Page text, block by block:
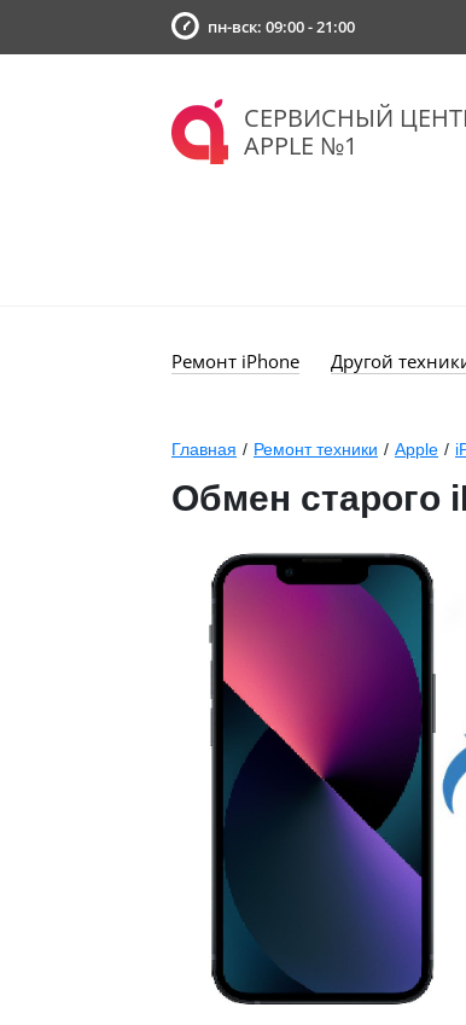
пн-вск: 09:00 - 21:00
СЕРВИСНЫЙ
APPLE №1
Ремонт iPhone Другой
Главная / Ремонт техники / Apple /
Обмен старого